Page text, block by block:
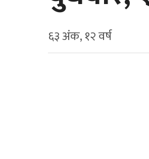
६३ अंक, १२ वर्ष